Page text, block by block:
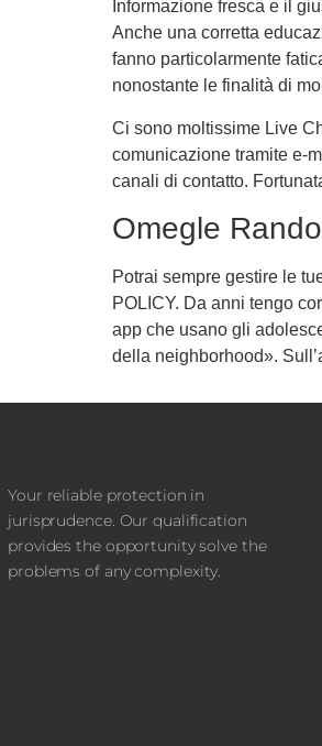
Informazione fresca e il
Anche una corretta
fanno particolarmente
nonostante le finalità di
Ci sono moltissime Live
comunicazione tramite e-
canali di contatto.
Omegle
Potrai sempre gestire le
POLICY. Da anni tengo
app che usano gli
della neighborhood».
Your reliable protection in
jurisprudence. Our qualification
provides the opportunity solve the
problems of any complexity.